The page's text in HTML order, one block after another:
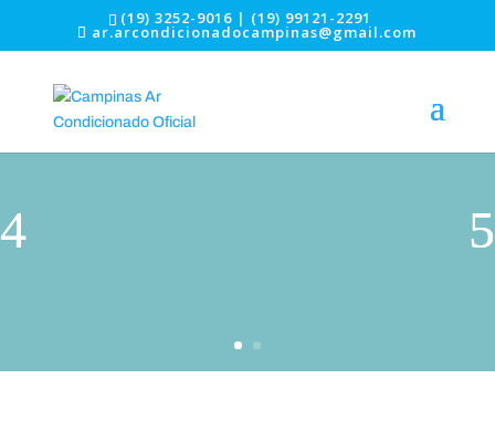
(19) 3252-9016 | (19) 99121-2291
ar.arcondicionadocampinas@gmail.com